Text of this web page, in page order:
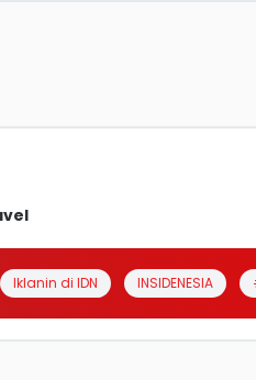
Iklanin di IDN INSIDENESIA